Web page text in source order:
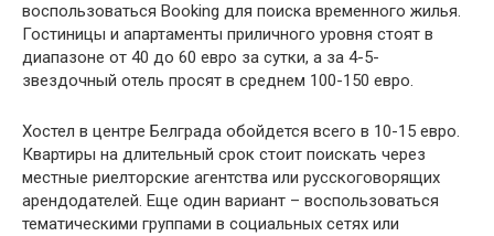
воспользоваться Booking для поиска временного жилья.
Гостиницы и апартаменты приличного уровня стоят в
диапазоне от 40 до 60 евро за сутки, а за 4-5-
звездочный отель просят в среднем 100-150 евро.
Хостел в центре Белграда обойдется всего в 10-15 евро.
Квартиры на длительный срок стоит поискать через
местные риелторские агентства или русскоговорящих
арендодателей. Еще один вариант – воспользоваться
тематическими группами в социальных сетях или